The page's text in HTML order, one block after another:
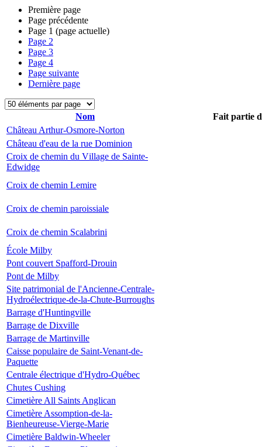
Première page
Page précédente
Page 1 (page actuelle)
Page 2
Page 3
Page 4
Page suivante
Dernière page
Nom
Fait partie
Château Arthur-Osmore-Norton
Château d'eau de la rue Dominion
Croix de chemin du Village de Sainte-
Edwidge
Croix de chemin Lemire
Croix de chemin paroissiale
Croix de chemin Scalabrini
École Milby
Pont couvert Spafford-Drouin
Pont de Milby
Site patrimonial de l'Ancienne-Centrale-
Hydroélectrique-de-la-Chute-Burroughs
Barrage d'Huntingville
Barrage de Dixville
Barrage de Martinville
Caisse populaire de Saint-Venant-de-
Paquette
Centrale électrique d'Hydro-Québec
Chutes Cushing
Cimetière All Saints Anglican
Cimetière Assomption-de-la-
Bienheureuse-Vierge-Marie
Cimetière Baldwin-Wheeler